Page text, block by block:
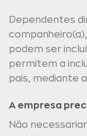
Dependentes
podem ser
permitem a
pais, mediante
A empresa
Não